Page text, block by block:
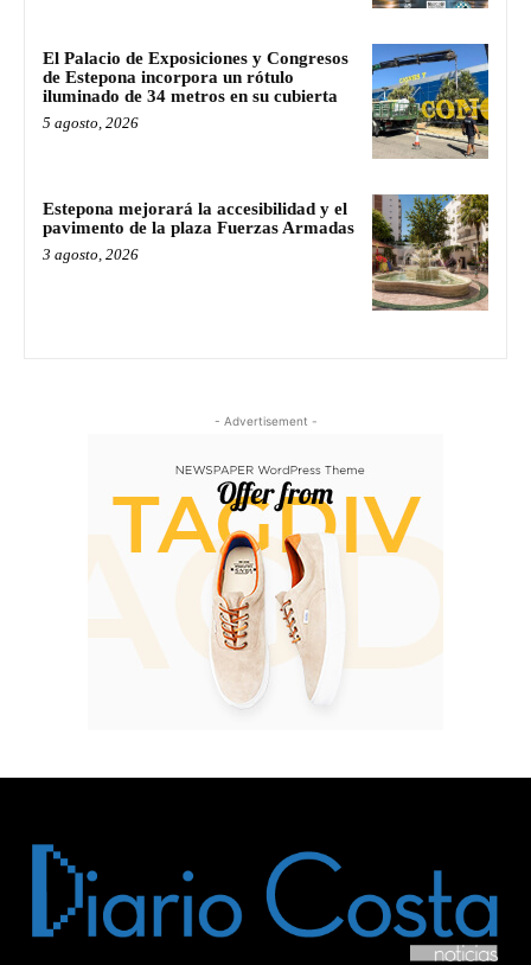
El Palacio de Exposiciones y Congresos
de Estepona incorpora un rótulo
iluminado de 34 metros en su cubierta
5 agosto, 2026
Estepona mejorará la accesibilidad y el
pavimento de la plaza Fuerzas Armadas
3 agosto, 2026
- Advertisement -